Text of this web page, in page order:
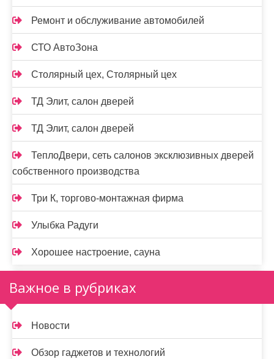
Ремонт и обслуживание автомобилей
СТО АвтоЗона
Столярный цех, Столярный цех
ТД Элит, салон дверей
ТД Элит, салон дверей
ТеплоДвери, сеть салонов эксклюзивных дверей
собственного производства
Три К, торгово-монтажная фирма
Улыбка Радуги
Хорошее настроение, сауна
Важное в рубриках
Новости
Обзор гаджетов и технологий